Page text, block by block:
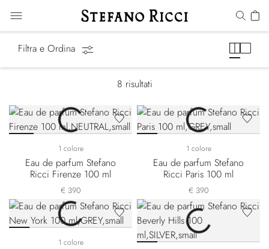
Filtra e Ordina
8 risultati
1 colore
Eau de parfum Stefano
Ricci Firenze 100 ml
€ 390
1 colore
Eau de parfum Stefano
Ricci Paris 100 ml
€ 390
1 colore